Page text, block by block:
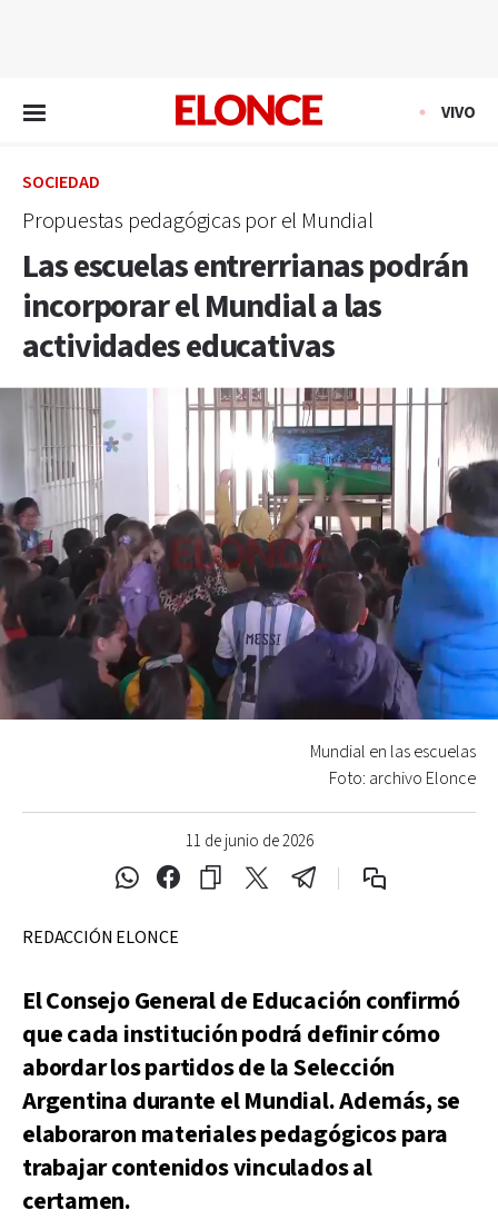
VIVO
SOCIEDAD
Propuestas pedagógicas por el Mundial
Las escuelas entrerrianas podrán
incorporar el Mundial a las
actividades educativas
11 de junio de 2026
Mundial en las escuelas
Foto: archivo Elonce
REDACCIÓN ELONCE
El Consejo General de Educación confirmó
que cada institución podrá definir cómo
abordar los partidos de la Selección
Argentina durante el Mundial. Además, se
elaboraron materiales pedagógicos para
trabajar contenidos vinculados al
certamen.